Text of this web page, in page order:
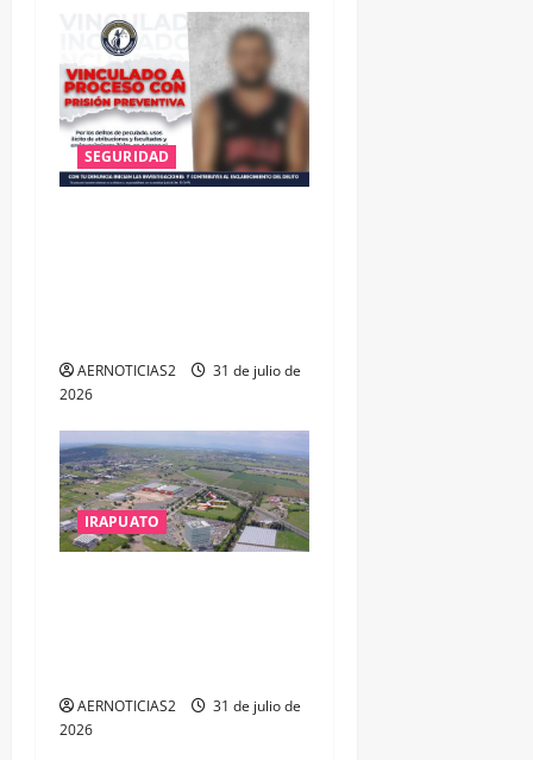
SEGURIDAD
AERNOTICIAS2
31 de julio de
2026
IRAPUATO
AERNOTICIAS2
31 de julio de
2026